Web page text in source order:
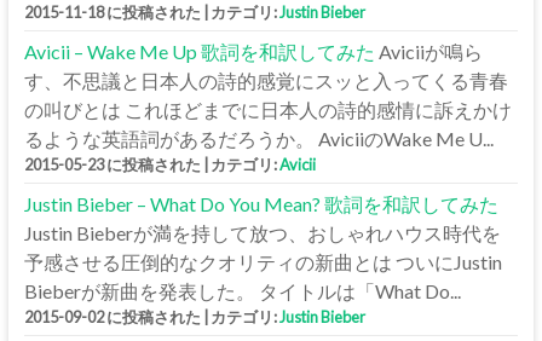
2015-11-18 に投稿された カテゴリ:Justin Bieber
Avicii – Wake Me Up 歌詞を和訳してみた Aviciiが鳴ら
す、不思議と日本人の詩的感覚にスッと入ってくる青春
の叫びとは これほどまでに日本人の詩的感情に訴えかけ
るような英語詞があるだろうか。 AviciiのWake Me U...
2015-05-23 に投稿された カテゴリ:Avicii
Justin Bieber – What Do You Mean? 歌詞を和訳してみた
Justin Bieberが満を持して放つ、おしゃれハウス時代を
予感させる圧倒的なクオリティの新曲とは ついにJustin
Bieberが新曲を発表した。 タイトルは「What Do...
2015-09-02 に投稿された カテゴリ:Justin Bieber